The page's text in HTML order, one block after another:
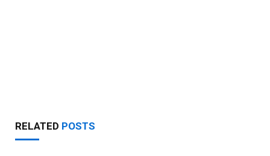
RELATED POSTS